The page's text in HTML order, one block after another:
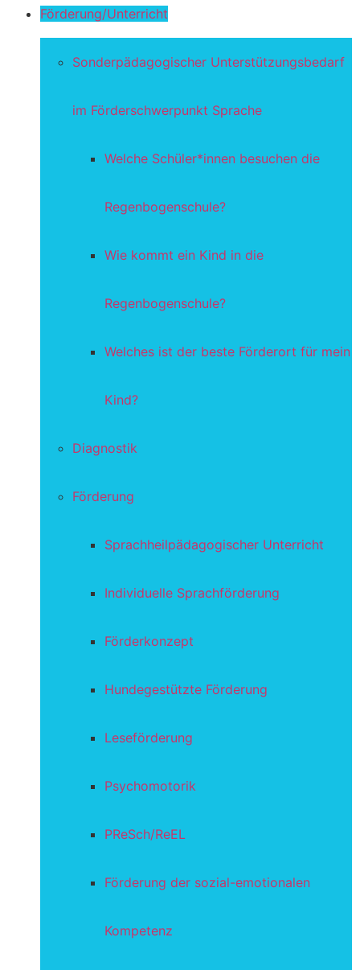
Förderung/Unterricht
Sonderpädagogischer Unterstützungsbedarf
im Förderschwerpunkt Sprache
Welche Schüler*innen besuchen die
Regenbogenschule?
Wie kommt ein Kind in die
Regenbogenschule?
Welches ist der beste Förderort für mein
Kind?
Diagnostik
Förderung
Sprachheilpädagogischer Unterricht
Individuelle Sprachförderung
Förderkonzept
Hundegestützte Förderung
Leseförderung
Psychomotorik
PReSch/ReEL
Förderung der sozial-emotionalen
Kompetenz